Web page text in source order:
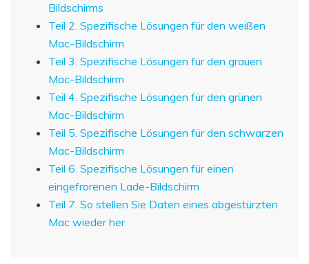
Bildschirms
Teil 2. Spezifische Lösungen für den weißen
Mac-Bildschirm
Teil 3. Spezifische Lösungen für den grauen
Mac-Bildschirm
Teil 4. Spezifische Lösungen für den grünen
Mac-Bildschirm
Teil 5. Spezifische Lösungen für den schwarzen
Mac-Bildschirm
Teil 6. Spezifische Lösungen für einen
eingefrorenen Lade-Bildschirm
Teil 7. So stellen Sie Daten eines abgestürzten
Mac wieder her